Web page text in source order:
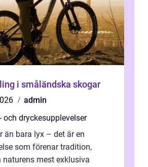
i småländska skogar
admin
och dryckesupplevelser
än bara lyx – det är en
som förenar tradition,
naturens mest exklusiva